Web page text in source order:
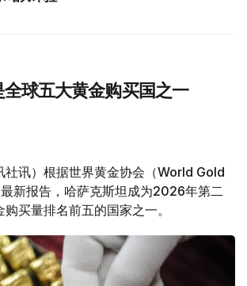
球五大黄金购买国之一
社讯）根据世界黄金协会（World Gold
新报告，哈萨克斯坦成为2026年第二
买量排名前五的国家之一。